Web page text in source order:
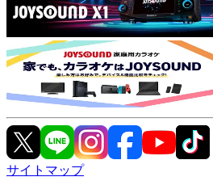
サイトマップ